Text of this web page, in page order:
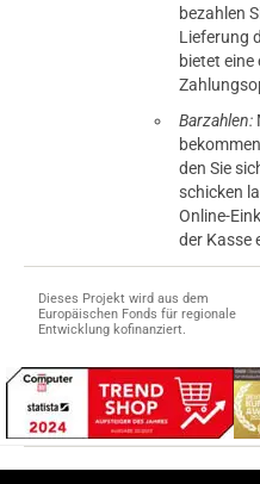
und
bezahlen
Lieferung
bietet
Barzahlen:
den Sie
schicken
Online-
der Kasse
Dieses Projekt wird aus dem
Europäischen Fonds für regionale
Entwicklung kofinanziert.